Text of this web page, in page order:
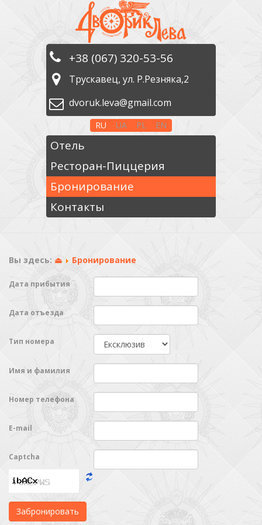
+38 (067) 320-53-56
Трускавец, ул. Р.Резняка,2
dvoruk.leva@gmail.com
RU UA PL EN
Отель
Ресторан-Пиццерия
Бронирование
Контакты
Вы здесь: ⏏ Бронирование
Дата прибытия
Дата отъезда
Тип номера
Имя и фамилия
Номер телефона
E-mail
Captcha